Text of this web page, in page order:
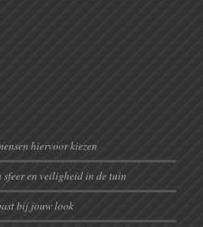
hiervoor kiezen
en veiligheid in de tuin
bij jouw look